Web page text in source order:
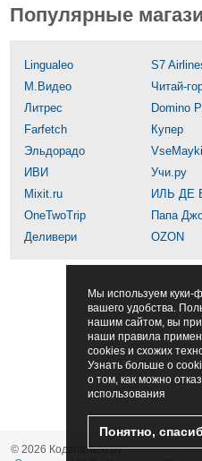
Популярные
Lingualeo
S7
М.Видео
Читай-
Литрес
Domino
Farfetch
Купер
Эльдорадо
ИВИ
Учи.ру
Mixit.ru
ИЛЬ ДЕ
OneTwoTrip
Папа
Деливери
OZON
© 2026 Кодвпальто.ру
Мы используем куки-
вашего удобства.
нашим сайтом, вы
наши правила
cookies и схожих
Узнать больше о
о том, как можно
использования
Понятно,